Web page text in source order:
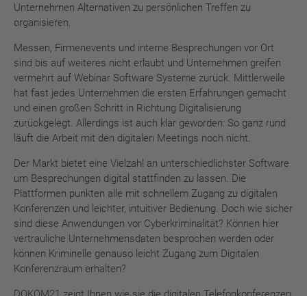
Unternehmen Alternativen zu persönlichen Treffen zu
organisieren.
Messen, Firmenevents und interne Besprechungen vor Ort
sind bis auf weiteres nicht erlaubt und Unternehmen greifen
vermehrt auf Webinar Software Systeme zurück. Mittlerweile
hat fast jedes Unternehmen die ersten Erfahrungen gemacht
und einen großen Schritt in Richtung Digitalisierung
zurückgelegt. Allerdings ist auch klar geworden: So ganz rund
läuft die Arbeit mit den digitalen Meetings noch nicht.
Der Markt bietet eine Vielzahl an unterschiedlichster Software
um Besprechungen digital stattfinden zu lassen. Die
Plattformen punkten alle mit schnellem Zugang zu digitalen
Konferenzen und leichter, intuitiver Bedienung. Doch wie sicher
sind diese Anwendungen vor Cyberkriminalität? Können hier
vertrauliche Unternehmensdaten besprochen werden oder
können Kriminelle genauso leicht Zugang zum Digitalen
Konferenzraum erhalten?